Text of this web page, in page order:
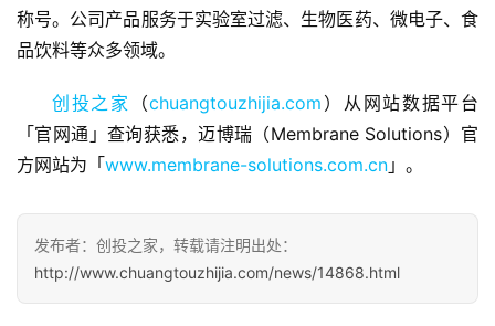
融
资
商
察
称号。公司产品服务于实验室过滤、生物医药、微电子、食
品饮料等众多领域。
创投之家 （chuangtouzhijia.com ）从网站数据平台
「官网通」查询获悉，迈博瑞（Membrane Solutions）官
方网站为「www.membrane-solutions.com.cn 」。
发布者：创投之家，转载请注明出处：
http://www.chuangtouzhijia.com/news/14868.html